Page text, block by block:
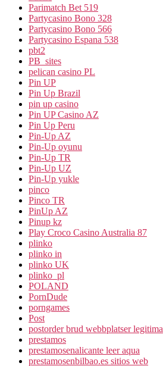
Parimatch Bet 519
Partycasino Bono 328
Partycasino Bono 566
Partycasino Espana 538
pbt2
PB_sites
pelican casino PL
Pin UP
Pin Up Brazil
pin up casino
Pin UP Casino AZ
Pin Up Peru
Pin-Up AZ
Pin-Up oyunu
Pin-Up TR
Pin-Up UZ
Pin-Up yukle
pinco
Pinco TR
PinUp AZ
Pinup kz
Play Croco Casino Australia 87
plinko
plinko in
plinko UK
plinko_pl
POLAND
PornDude
porngames
Post
postorder brud webbplatser legitima
prestamos
prestamosenalicante leer aqua
prestamosenbilbao.es sitios web